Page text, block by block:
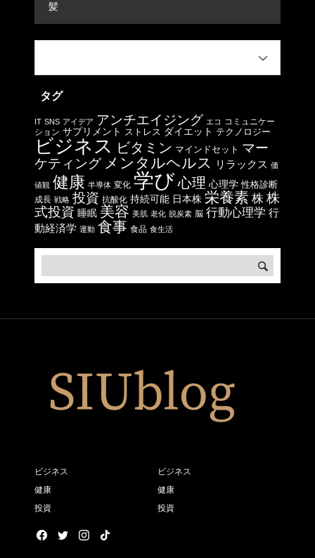
髪
タグ
IT SNS アイデア アンチエイジング エコ コミュニケー
ション サプリメント ストレス ダイエット テクノロジー
ビジネス ビタミン マインドセット マー
ケティング メンタルヘルス リラックス 価
値観 健康 半導体 変化 学び心理 心理学 性格診断
成長 戦略 投資 抗酸化 持続可能 日本株 栄養素 株 株
式投資 睡眠 美容 美肌 老化 脱炭素 脳 行動心理学 行
動経済学 運動 食事 食品 食生活
ビジネス
健康
投資
ビジネス
健康
投資